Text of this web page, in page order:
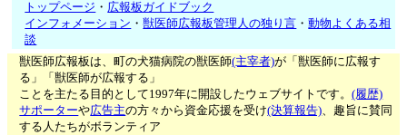
トップページ ・ 広報板ガイドブック
インフォメーション ・獣医師広報板管理人の独り言 ・動物よくある相
談
獣医師広報板は、町の犬猫病院の獣医師(主宰者)が「獣医師に広報す
る」「獣医師が広報する」
ことを主たる目的として1997年に開設したウェブサイトです。(履歴)
サポーターや広告主の方々から資金応援を受け(決算報告)、趣旨に賛同
する人たちがボランティア